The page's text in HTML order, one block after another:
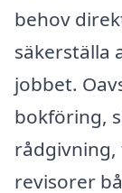
behov
säkerställa
jobbet.
bokföring,
rådgivning,
revisorer